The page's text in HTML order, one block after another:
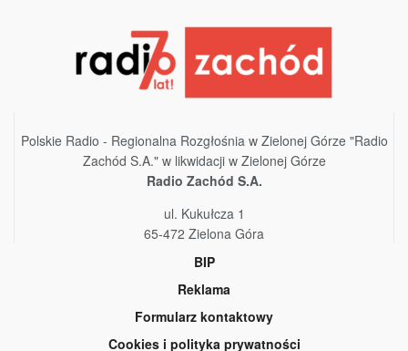
Polskie Radio - Regionalna Rozgłośnia w Zielonej Górze "Radio
Zachód S.A." w likwidacji w Zielonej Górze
Radio Zachód S.A.
ul. Kukułcza 1
65-472 Zielona Góra
BIP
Reklama
Formularz kontaktowy
Cookies i polityka prywatności